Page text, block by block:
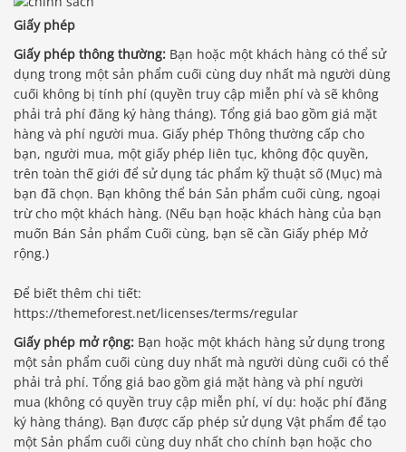
Giấy phép
Giấy phép thông thường: Bạn hoặc một khách hàng có thể sử
dụng trong một sản phẩm cuối cùng duy nhất mà người dùng
cuối không bị tính phí (quyền truy cập miễn phí và sẽ không
phải trả phí đăng ký hàng tháng). Tổng giá bao gồm giá mặt
hàng và phí người mua. Giấy phép Thông thường cấp cho
bạn, người mua, một giấy phép liên tục, không độc quyền,
trên toàn thế giới để sử dụng tác phẩm kỹ thuật số (Mục) mà
bạn đã chọn. Bạn không thể bán Sản phẩm cuối cùng, ngoại
trừ cho một khách hàng. (Nếu bạn hoặc khách hàng của bạn
muốn Bán Sản phẩm Cuối cùng, bạn sẽ cần Giấy phép Mở
rộng.)
Để biết thêm chi tiết:
https://themeforest.net/licenses/terms/regular
Giấy phép mở rộng: Bạn hoặc một khách hàng sử dụng trong
một sản phẩm cuối cùng duy nhất mà người dùng cuối có thể
phải trả phí. Tổng giá bao gồm giá mặt hàng và phí người
mua (không có quyền truy cập miễn phí, ví dụ: hoặc phí đăng
ký hàng tháng). Bạn được cấp phép sử dụng Vật phẩm để tạo
một Sản phẩm cuối cùng duy nhất cho chính bạn hoặc cho
Báo giá & Đặt hàng:
0903.976.769